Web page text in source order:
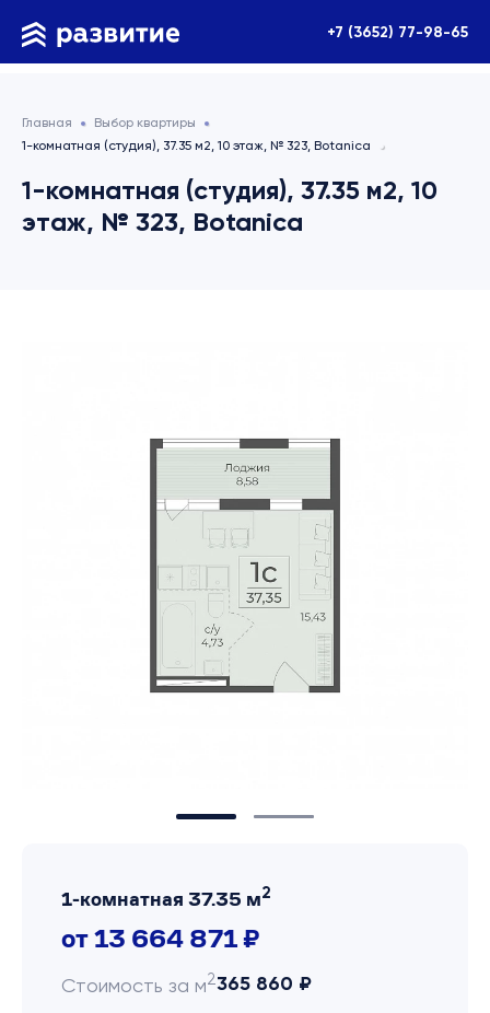
+7 (3652) 77-98-65
Главная
Выбор квартиры
1-комнатная (студия), 37.35 м2, 10 этаж, № 323, Botanica
1-комнатная (студия), 37.35 м2, 10
этаж, № 323, Botanica
1-комнатная 37.35 м2
от 13 664 871 ₽
Стоимость за м2365 860 ₽